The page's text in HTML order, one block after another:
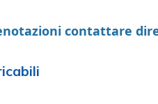
contattare